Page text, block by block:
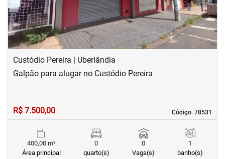
Custódio Pereira | Uberlândia
Código. 78531
Código. 78531
Galpão para alugar no Custódio Pereira
R$ 7.500,00
400,00 m²
Área principal
0
quarto(s)
0
Vaga(s)
1
banho(s)